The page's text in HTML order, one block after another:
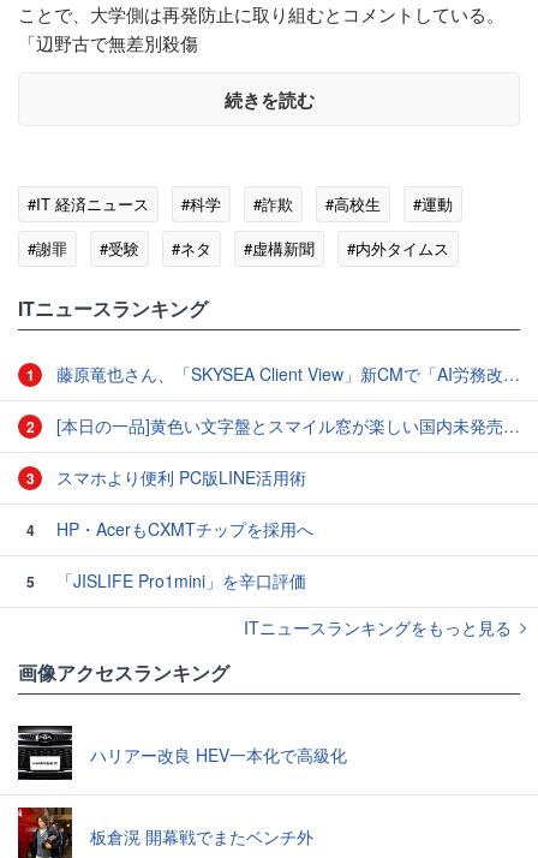
ことで、大学側は再発防止に取り組むとコメントしている。
「辺野古で無差別殺傷
続きを読む
#IT 経済ニュース #科学 #詐欺 #高校生
#運動
#謝罪
#受験 #ネタ #虚構新聞 #内外タイムス
ITニュースランキング
1 藤原竜也さん、「SKYSEA Client View」新CMで「AI労務改善」をアピール 働き方をAIが分析したら「すぐに休んで」と言われる？
2 [本日の一品]黄色い文字盤とスマイル窓が楽しい国内未発売のCASIO「AMW-880D」
3 スマホより便利 PC版LINE活用術
4 HP・AcerもCXMTチップを採用へ
5
「JISLIFE Pro1mini」を辛口評価
ITニュースランキングをもっと見る
画像アクセスランキング
ハリアー改良 HEV一本化で高級化
板倉滉 開幕戦でまたベンチ外